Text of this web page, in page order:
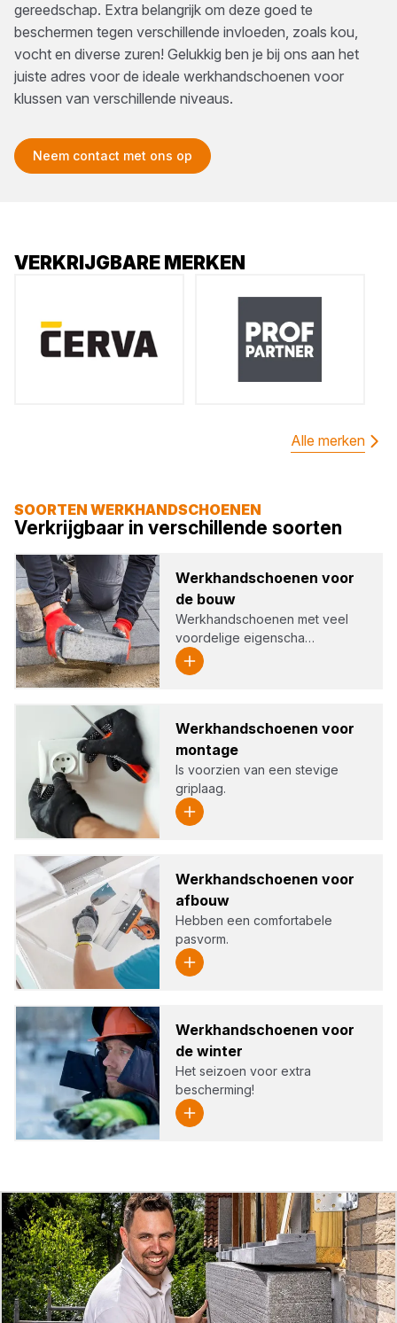
gereedschap. Extra belangrijk om deze goed te
beschermen tegen verschillende invloeden, zoals kou,
vocht en diverse zuren! Gelukkig ben je bij ons aan het
juiste adres voor de ideale werkhandschoenen voor
klussen van verschillende niveaus.
Neem contact met ons op
VERKRIJGBARE MERKEN
Alle merken
SOORTEN WERKHANDSCHOENEN
Verkrijgbaar in verschillende soorten
Werk­hand­schoe­nen voor
de bouw
Werkhandschoenen met veel
voordelige eigenscha…
Werk­hand­schoe­nen voor
mon­ta­ge
Is voorzien van een stevige
griplaag.
Werk­hand­schoe­nen voor
afbouw
Hebben een comfortabele
pasvorm.
Werk­hand­schoe­nen voor
de win­ter
Het seizoen voor extra
bescherming!